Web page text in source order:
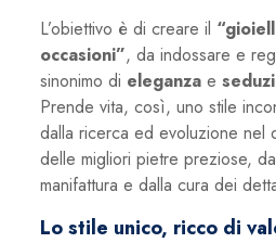
L’obiettivo è di creare il
occasioni”, da indossare e
sinonimo di eleganza e
Prende vita, così, uno stile
dalla ricerca ed evoluzione nel
delle migliori pietre preziose,
manifattura e dalla cura dei
Lo stile unico, ricco di